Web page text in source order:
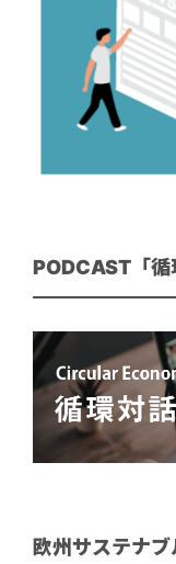
PODCAST「循
欧州サステナ